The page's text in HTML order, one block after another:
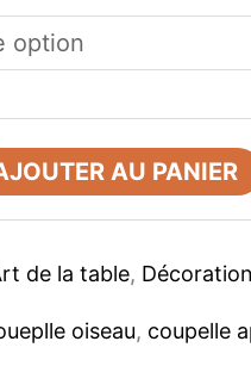
AU PANIER
de la table,
oiseau, coupelle